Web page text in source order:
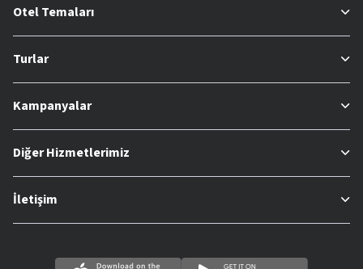
Otel Temaları
Turlar
Kampanyalar
Diğer Hizmetlerimiz
İletişim